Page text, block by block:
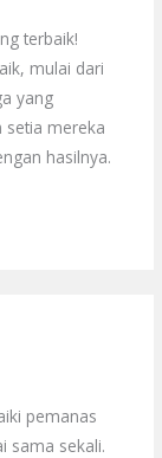
terbaik!
mulai dari
yang
setia mereka
hasilnya.
pemanas
sama sekali.